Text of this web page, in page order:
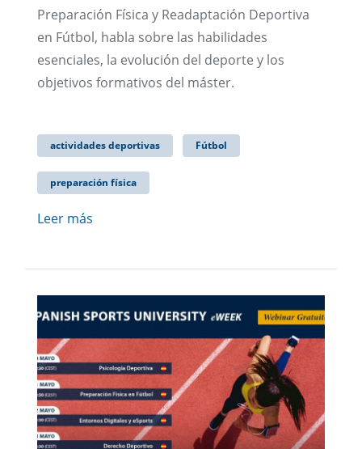
Preparación Física y Readaptación Deportiva
en Fútbol, habla sobre las habilidades
esenciales, la evolución del deporte y los
objetivos formativos del máster.
actividades deportivas Fútbol
preparación física
Leer más